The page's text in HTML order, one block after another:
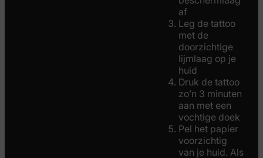
af
Leg de tattoo
met de
doorzichtige
lijmlaag op je
huid
Druk de tattoo
zo’n 3 minuten
aan met een
vochtige doek
Pel het papier
voorzichtig
van je huid. Als